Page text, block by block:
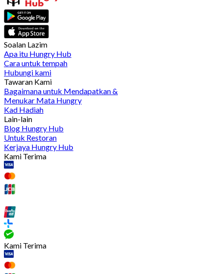
Soalan Lazim
Apa itu Hungry Hub
Cara untuk tempah
Hubungi kami
Tawaran Kami
Bagaimana untuk Mendapatkan &
Menukar Mata Hungry
Kad Hadiah
Lain-lain
Blog Hungry Hub
Untuk Restoran
Kerjaya Hungry Hub
Kami Terima
Kami Terima